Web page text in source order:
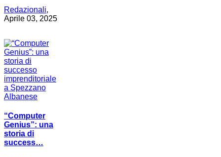
Redazionali,
Aprile 03, 2025
“Computer
Genius”: una
storia di
success…